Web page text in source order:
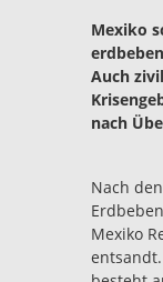
Mexiko
Auch
nach
Nach
Mexiko